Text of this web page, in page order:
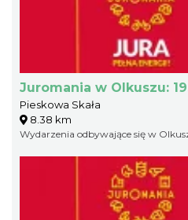
Juromania w Olkuszu:
Pieskowa Skała
8.38 km
Wydarzenia odbywające się w